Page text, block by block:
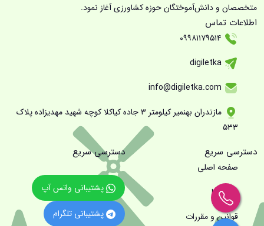
متخصصان و دانش‌آموختگان حوزه کشاورزی آغاز نمود.
اطلاعات تماس
مازندران بهنمیر کیلومتر ۳ جاده کیاکلا کوچه شهید مهدیزاده پلاک
۵۳۳
دسترسی سریع
صفحه اصلی
درباره ما
قوانین و مقررات
دسترسی سریع